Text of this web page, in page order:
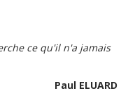
ce qu'il n'a jamais
Paul ELUARD